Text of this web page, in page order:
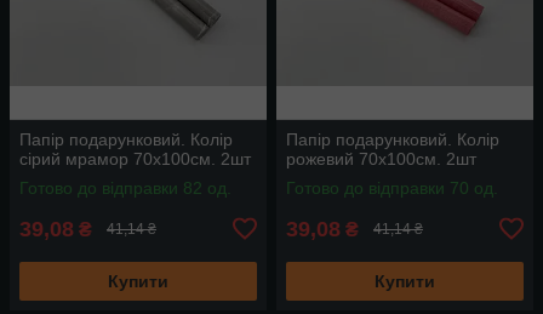
Папір подарунковий. Колір
сірий мрамор 70х100см. 2шт
Готово до відправки 82 од.
39,08 ₴ 41,14 ₴
Купити
Папір подарунковий. Колір
рожевий 70х100см. 2шт
Готово до відправки 70 од.
39,08 ₴ 41,14 ₴
Купити